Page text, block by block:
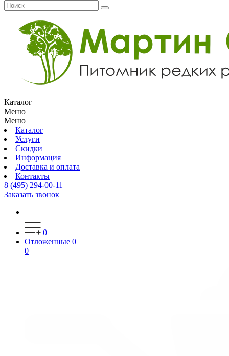
Каталог
Меню
Меню
Каталог
Услуги
Скидки
Информация
Доставка и оплата
Контакты
8 (495) 294-00-11
Заказать звонок
0
Отложенные 0
0